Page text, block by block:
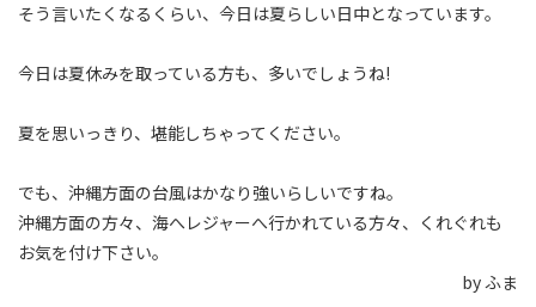
そう言いたくなるくらい、今日は夏らしい日中となっています。
今日は夏休みを取っている方も、多いでしょうね!
夏を思いっきり、堪能しちゃってください。
でも、沖縄方面の台風はかなり強いらしいですね。
沖縄方面の方々、海へレジャーへ行かれている方々、くれぐれも
お気を付け下さい。
by ふま